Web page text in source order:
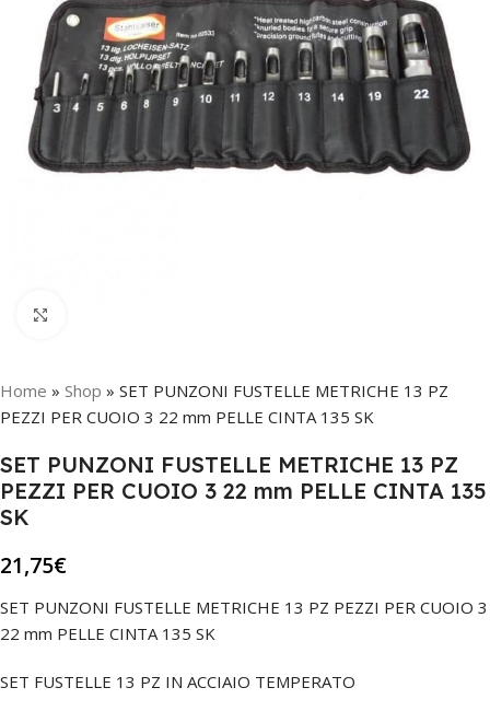
Home » Shop » SET PUNZONI FUSTELLE METRICHE 13 PZ
PEZZI PER CUOIO 3 22 mm PELLE CINTA 135 SK
SET PUNZONI FUSTELLE METRICHE 13 PZ
PEZZI PER CUOIO 3 22 mm PELLE CINTA 135
SK
21,75€
SET PUNZONI FUSTELLE METRICHE 13 PZ PEZZI PER CUOIO 3
22 mm PELLE CINTA 135 SK
SET FUSTELLE 13 PZ IN ACCIAIO TEMPERATO